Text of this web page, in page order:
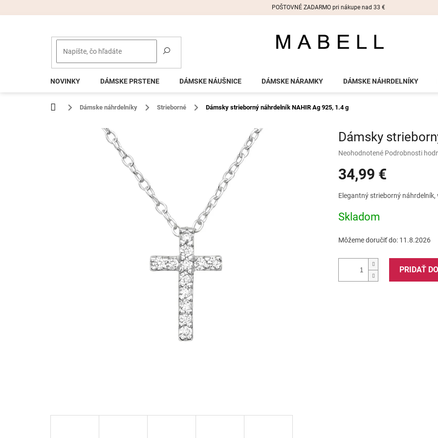
POŠTOVNÉ ZADARMO pri nákupe nad 33 €
NOVINKY DÁMSKE PRSTENE DÁMSKE NÁUŠNICE DÁMSKE NÁRAMKY DÁMSKE NÁHRDELNÍKY
Domov Dámske náhrdelníky Strieborné Dámsky strieborný náhrdelník NAHIR Ag 925, 1.4 g
Dámsky
Priemerné
produktu
je
z
hviezdičiek.
Neohodnotené Podrobnosti
34,99 €
cena:
Elegantný strieborný
Skladom
Môžeme doručiť do: 11.8.2026
PRIDAŤ